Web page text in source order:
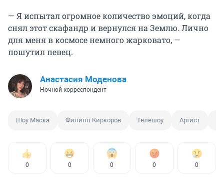
— Я испытал огромное количество эмоций, когда
снял этот скафандр и вернулся на Землю. Лично
для меня в космосе немного жарковато, —
пошутил певец.
Анастасия Моденова
Ночной корреспондент
Шоу Маска Филипп Киркоров Телешоу Артист
0 0 0 0 0